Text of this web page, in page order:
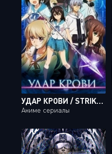
УДАР КРОВИ / STRIKE THE BLOOD [24 ИЗ 24]
Аниме сериалы